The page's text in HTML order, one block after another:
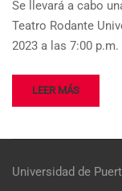
Se llevará a cabo
Teatro Rodante
2023 a las 7:00 p.m.
LEER MÁS
Universidad de